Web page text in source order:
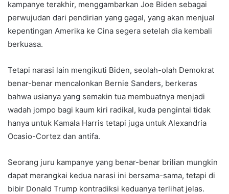
kampanye terakhir, menggambarkan Joe Biden sebagai
perwujudan dari pendirian yang gagal, yang akan menjual
kepentingan Amerika ke Cina segera setelah dia kembali
berkuasa.
Tetapi narasi lain mengikuti Biden, seolah-olah Demokrat
benar-benar mencalonkan Bernie Sanders, berkeras
bahwa usianya yang semakin tua membuatnya menjadi
wadah jompo bagi kaum kiri radikal, kuda pengintai tidak
hanya untuk Kamala Harris tetapi juga untuk Alexandria
Ocasio-Cortez dan antifa.
Seorang juru kampanye yang benar-benar brilian mungkin
dapat merangkai kedua narasi ini bersama-sama, tetapi di
bibir Donald Trump kontradiksi keduanya terlihat jelas.